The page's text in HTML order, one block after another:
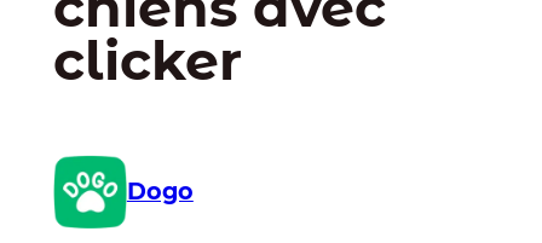
clicker
Dogo